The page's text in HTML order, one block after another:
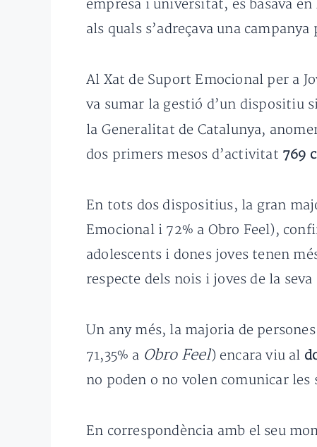
empresa i universitat, es basava
als quals s’adreçava una
Al Xat de Suport Emocional per a
va sumar la gestió d’un dispositiu
la Generalitat de Catalunya,
dos primers mesos d’activitat 769
En tots dos dispositius, la gran
Emocional i 72% a Obro Feel),
adolescents i dones joves tenen
respecte dels nois i joves de la
Un any més, la majoria de
71,35% a Obro Feel) encara viu al
no poden o no volen comunicar les
En correspondència amb el seu